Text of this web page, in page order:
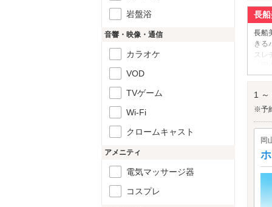
長
長船
きる
スレ
「
長船
1 ～
※予
岡
岩盤浴
音響・映像・通信
カラオケ
VOD
TVゲーム
Wi-Fi
クロームキャスト
アメニティ
電気マッサージ器
コスプレ